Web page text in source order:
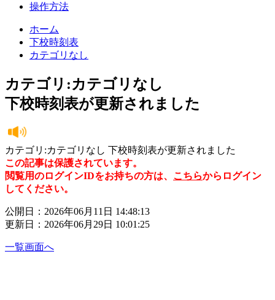
操作方法
ホーム
下校時刻表
カテゴリなし
カテゴリ:カテゴリなし
下校時刻表が更新されました
カテゴリ:カテゴリなし 下校時刻表が更新されました
この記事は保護されています。
閲覧用のログインIDをお持ちの方は、 こちらからログイン
してください。
公開日：2026年06月11日 14:48:13
更新日：2026年06月29日 10:01:25
一覧画面へ